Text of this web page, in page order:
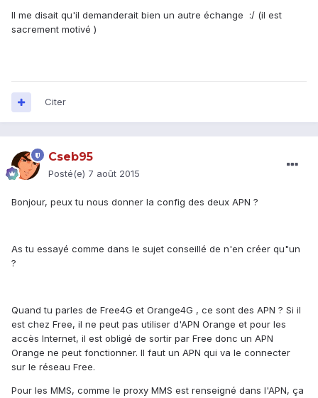
Il me disait qu'il demanderait bien un autre échange :/ (il est
sacrement motivé )
Citer
Cseb95
Posté(e) 7 août 2015
Bonjour, peux tu nous donner la config des deux APN ?
As tu essayé comme dans le sujet conseillé de n'en créer qu"un
?
Quand tu parles de Free4G et Orange4G , ce sont des APN ? Si il
est chez Free, il ne peut pas utiliser d'APN Orange et pour les
accès Internet, il est obligé de sortir par Free donc un APN
Orange ne peut fonctionner. Il faut un APN qui va le connecter
sur le réseau Free.
Pour les MMS, comme le proxy MMS est renseigné dans l'APN, ça